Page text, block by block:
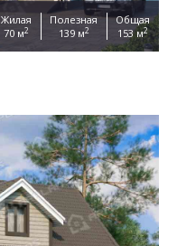
Жилая
70 м2
Полезная
139 м2
Общая
153 м2